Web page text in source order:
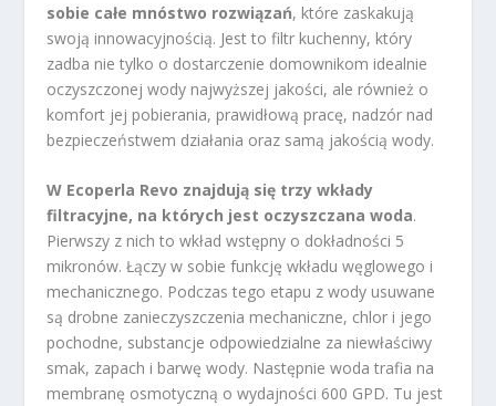
sobie całe mnóstwo rozwiązań, które zaskakują
swoją innowacyjnością. Jest to filtr kuchenny, który
zadba nie tylko o dostarczenie domownikom idealnie
oczyszczonej wody najwyższej jakości, ale również o
komfort jej pobierania, prawidłową pracę, nadzór nad
bezpieczeństwem działania oraz samą jakością wody.
W Ecoperla Revo znajdują się trzy wkłady
filtracyjne, na których jest oczyszczana woda.
Pierwszy z nich to wkład wstępny o dokładności 5
mikronów. Łączy w sobie funkcję wkładu węglowego i
mechanicznego. Podczas tego etapu z wody usuwane
są drobne zanieczyszczenia mechaniczne, chlor i jego
pochodne, substancje odpowiedzialne za niewłaściwy
smak, zapach i barwę wody. Następnie woda trafia na
membranę osmotyczną o wydajności 600 GPD. Tu jest